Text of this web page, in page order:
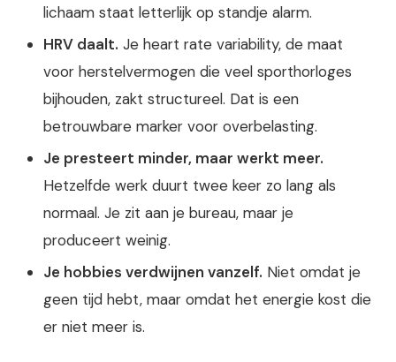
lichaam staat letterlijk op standje alarm.
HRV daalt. Je heart rate variability, de maat
voor herstelvermogen die veel sporthorloges
bijhouden, zakt structureel. Dat is een
betrouwbare marker voor overbelasting.
Je presteert minder, maar werkt meer.
Hetzelfde werk duurt twee keer zo lang als
normaal. Je zit aan je bureau, maar je
produceert weinig.
Je hobbies verdwijnen vanzelf. Niet omdat je
geen tijd hebt, maar omdat het energie kost die
er niet meer is.